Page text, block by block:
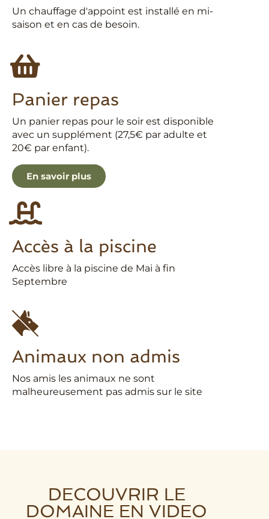
Un chauffage d'appoint est installé en mi-
saison et en cas de besoin.
Panier repas
Un panier repas pour le soir est disponible
avec un supplément (27,5€ par adulte et
20€ par enfant).
En savoir plus
Accès à la piscine
Accès libre à la piscine de Mai à fin
Septembre
Animaux non admis
Nos amis les animaux ne sont
malheureusement pas admis sur le site
DECOUVRIR LE
DOMAINE EN VIDEO